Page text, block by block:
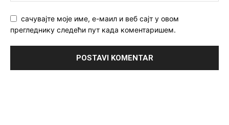
сачувајте моје име, е-маил и веб сајт у овом
прегледнику следећи пут када коментаришем.